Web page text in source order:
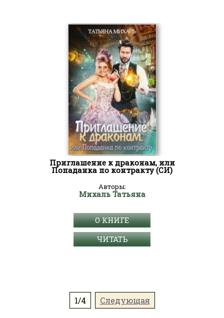
Приглашение к драконам, или
Попаданка по контракту (СИ)
Авторы:
Михаль Татьяна
О КНИГЕ
ЧИТАТЬ
1/4 Следующая